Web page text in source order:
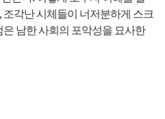
각난 시체들이 너저분하게 스크
남한 사회의 포악성을 묘사한